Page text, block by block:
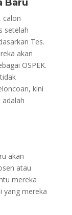
Baru
calon
setelah
Tes.
akan
OSPEK.
kini
adalah
akan
atau
mereka
yang mereka